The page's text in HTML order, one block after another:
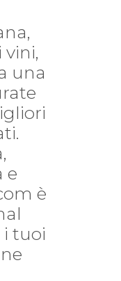
una
e
è
tuoi